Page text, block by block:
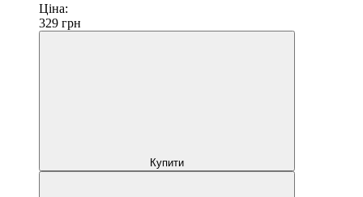
Ціна:
329 грн
Купити